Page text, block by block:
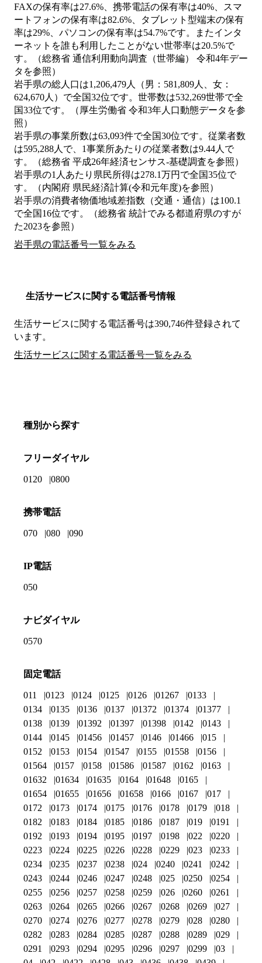
FAXの保有率は27.6%、携帯電話の保有率は40%、スマ
ートフォンの保有率は82.6%、タブレット型端末の保有
率は29%、パソコンの保有率は54.7%です。またインタ
ーネットを誰も利用したことがない世帯率は20.5%で
す。（総務省 通信利用動向調査（世帯編） 令和4年デー
タを参照）
岩手県の総人口は1,206,479人（男：581,809人、女：
624,670人）で全国32位です。世帯数は532,269世帯で全
国33位です。（厚生労働省 令和3年人口動態データを参
照）
岩手県の事業所数は63,093件で全国30位です。従業者数
は595,288人で、1事業所あたりの従業者数は9.44人で
す。（総務省 平成26年経済センサス‐基礎調査を参照）
岩手県の1人あたり県民所得は278.1万円で全国35位で
す。（内閣府 県民経済計算(令和元年度)を参照）
岩手県の消費者物価地域差指数（交通・通信）は100.1
で全国16位です。（総務省 統計でみる都道府県のすが
た2023を参照）
岩手県の電話番号一覧をみる
生活サービスに関する電話番号情報
生活サービスに関する電話番号は390,746件登録されて
います。
生活サービスに関する電話番号一覧をみる
種別から探す
フリーダイヤル
0120 0800
携帯電話
070 080 090
IP電話
050
ナビダイヤル
0570
固定電話
011 0123 0124 0125 0126 01267
0133
0134
0135 0136 0137 01372 01374
01377
0138
0139 01392 01397 01398 0142
0143
0144
0145 01456 01457 0146 01466
015
0152
0153 0154 01547 0155 01558
0156
01564
0157 0158 01586 01587 0162
0163
01632
01634 01635 0164 01648
0165
01654
01655 01656 01658 0166 0167
017
0172
0173 0174 0175 0176 0178 0179
018
0182
0183 0184 0185 0186 0187 019
0191
0192
0193 0194 0195 0197 0198 022
0220
0223
0224 0225 0226 0228 0229 023
0233
0234
0235 0237 0238 024 0240 0241
0242
0243
0244 0246 0247 0248 025 0250
0254
0255
0256 0257 0258 0259 026 0260
0261
0263
0264 0265 0266 0267 0268 0269
027
0270
0274 0276 0277 0278 0279 028
0280
0282
0283 0284 0285 0287 0288 0289
029
0291
0293 0294 0295 0296 0297 0299
03